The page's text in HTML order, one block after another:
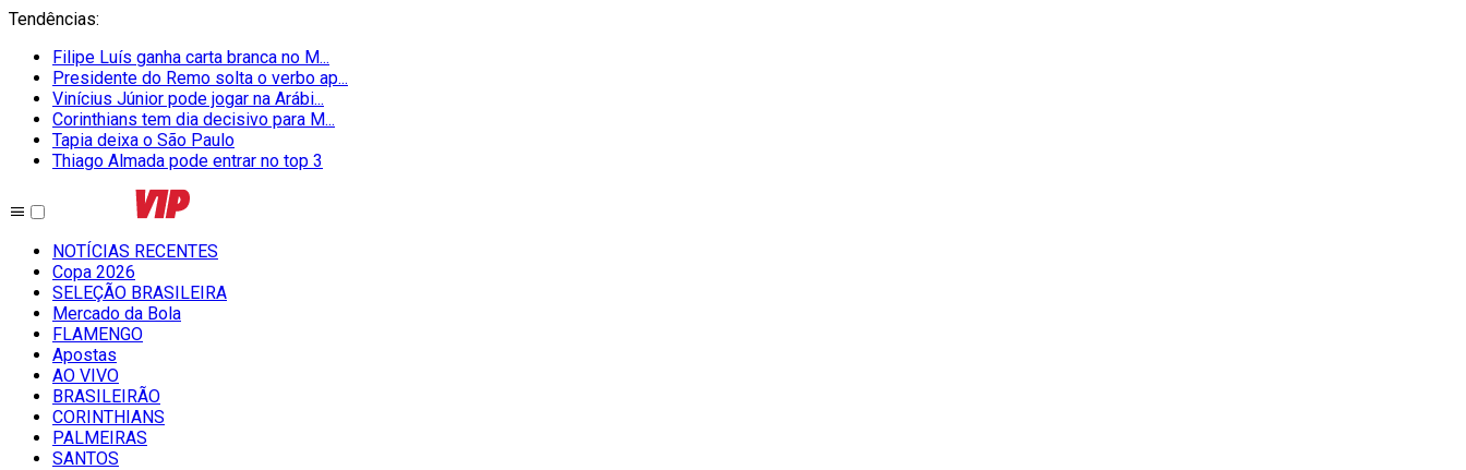
Tendências:
Filipe Luís ganha carta branca no M...
Presidente do Remo solta o verbo ap...
Vinícius Júnior pode jogar na Arábi...
Corinthians tem dia decisivo para M...
Tapia deixa o São Paulo
Thiago Almada pode entrar no top 3
NOTÍCIAS RECENTES
Copa 2026
SELEÇÃO BRASILEIRA
Mercado da Bola
FLAMENGO
Apostas
AO VIVO
BRASILEIRÃO
CORINTHIANS
PALMEIRAS
SANTOS